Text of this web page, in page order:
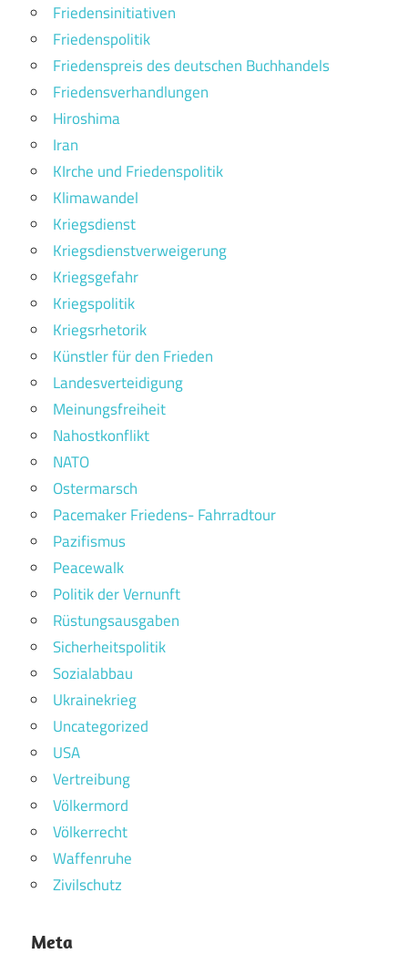
Friedensinitiativen
Friedenspolitik
Friedenspreis des deutschen Buchhandels
Friedensverhandlungen
Hiroshima
Iran
KIrche und Friedenspolitik
Klimawandel
Kriegsdienst
Kriegsdienstverweigerung
Kriegsgefahr
Kriegspolitik
Kriegsrhetorik
Künstler für den Frieden
Landesverteidigung
Meinungsfreiheit
Nahostkonflikt
NATO
Ostermarsch
Pacemaker Friedens- Fahrradtour
Pazifismus
Peacewalk
Politik der Vernunft
Rüstungsausgaben
Sicherheitspolitik
Sozialabbau
Ukrainekrieg
Uncategorized
USA
Vertreibung
Völkermord
Völkerrecht
Waffenruhe
Zivilschutz
Meta